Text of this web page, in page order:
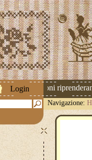
Login
Le spedizioni
Navigazione: